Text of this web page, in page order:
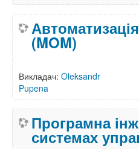
(MOM)
Викладач: Oleksandr
Pupena
Програмна
системах